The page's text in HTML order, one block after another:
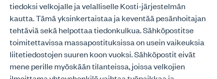
tiedoksi velkojalle ja velalliselle Kosti-järjestelmän
kautta. Tämä yksinkertaistaa ja keventää pesänhoitajan
tehtäviä sekä helpottaa tiedonkulkua. Sähköpostitse
toimitettavissa massapostituksissa on usein vaikeuksia
liitetiedostojen suuren koon vuoksi. Sähköpostit eivät
mene perille myöskään tilanteissa, joissa velkojien